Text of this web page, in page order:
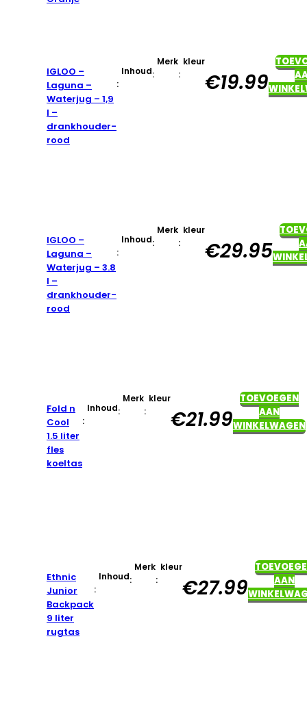
IGLOO –
Laguna –
Waterjug – 1,9
l –
drankhouder-
rood
Inhoud
:
Merk
:
kleur
:
€19.99
IGLOO –
Laguna –
Waterjug – 3.8
l –
drankhouder-
rood
Inhoud
:
Merk
:
kleur
:
€29.95
Fold n
Cool
1.5 liter
fles
koeltas
Inhoud
:
Merk
:
kleur
:
€21.99
TOEVOEGEN
AAN
WINKELWAGEN
Ethnic
Junior
Backpack
9 liter
rugtas
Inhoud
:
Merk
:
kleur
:
€27.99
AAN